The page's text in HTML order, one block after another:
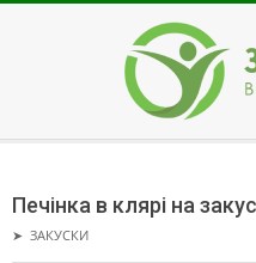
Menu
Печінка в клярі на
➤ ЗАКУСКИ